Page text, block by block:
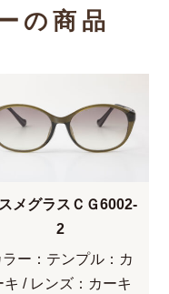
の商品
メグラスＣＧ6002-
2
ラー：テンプル：カ
キ / レンズ：カーキ